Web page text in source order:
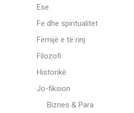
Ese
Fe dhe spiritualitet
Fëmijë e të rinj
Filozofi
Historikë
Jo-fiksion
Biznes & Para